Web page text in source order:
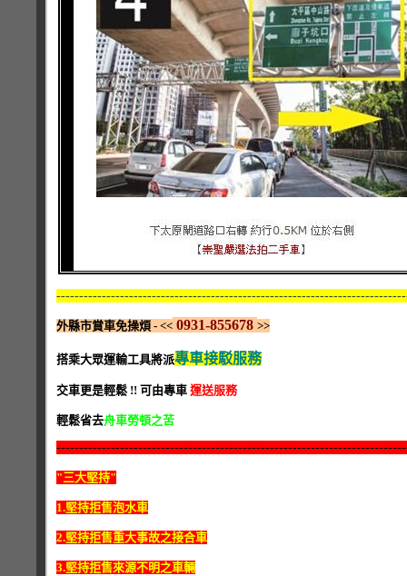
外縣市賞車免操煩 - << 0931-855678 >>
搭乘大眾運輸工具將派專車接駁服務
交車更是輕鬆 !! 可由專車 運送服務
輕鬆省去舟車勞頓之苦
"三大堅持"
1.堅持拒售泡水車
2.堅持拒售重大事故之接合車
3.堅持拒售來源不明之車輛